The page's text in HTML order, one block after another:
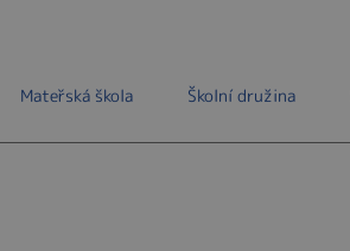
Mateřská škola Školní družina